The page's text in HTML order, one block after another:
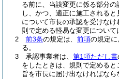
る前に、当該変更に係る部分
し、かつ、適正に施工される
について市長の承認を受けなけ
則で定める軽易な変更について
2
前3条の規定は、 前項の規定
る。
3
承認事業者は、 第1項ただし書
をしたときは、規則で定める
旨を市長に届け出なければなら